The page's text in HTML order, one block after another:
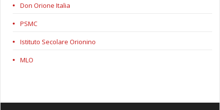
Don Orione Italia
PSMC
Istituto Secolare Orionino
MLO